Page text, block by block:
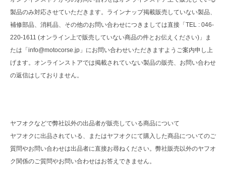
製品のみ対応させていただきます。ラインナップ掲載販売していない製品、
補修部品、消耗品、その他のお問い合わせにつきましては直接「TEL : 046-
220-1611 (オンライン上で販売していない商品の件とお伝えください)」ま
たは「info@motocorse.jp」にお問い合わせいただきますようご案内申し上
げます。オンラインストアでは掲載されていない製品の販売、お問い合わせ
の返信はしておりません。
ヤフオクなどで弊社以外の出品者が販売している商品について
ヤフオクに出品されている、またはヤフオクにて購入した商品についてのご
質問やお問い合わせは出品者に直接お尋ねください。弊社販売以外のヤフオ
ク関係のご質問やお問い合わせはお答えできません。